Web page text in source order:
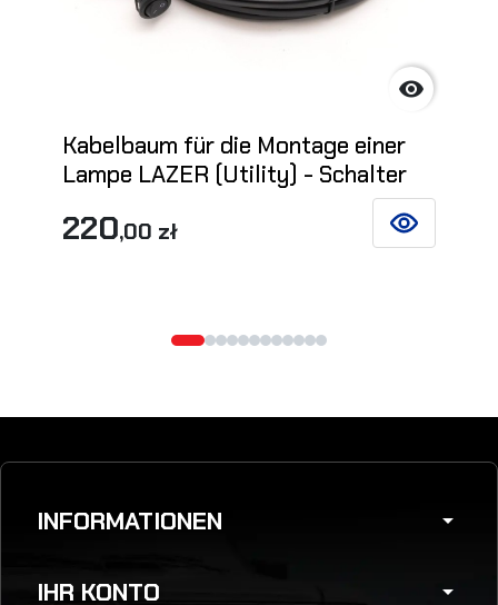

Kabelbaum für die Montage einer
Lampe LAZER (Utility) - Schalter
220,00 zł SIEHE
INFORMATIONEN arrow_drop_down
IHR KONTO arrow_drop_down